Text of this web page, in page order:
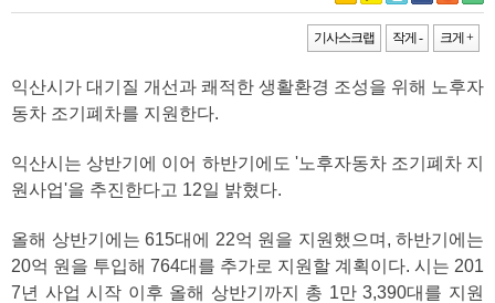
기사스크랩 작게 - 크게 +
익산시가 대기질 개선과 쾌적한 생활환경 조성을 위해 노후자
동차 조기폐차를 지원한다.
익산시는 상반기에 이어 하반기에도 '노후자동차 조기폐차 지
원사업'을 추진한다고 12일 밝혔다.
올해 상반기에는 615대에 22억 원을 지원했으며, 하반기에는
20억 원을 투입해 764대를 추가로 지원할 계획이다. 시는 201
7년 사업 시작 이후 올해 상반기까지 총 1만 3,390대를 지원